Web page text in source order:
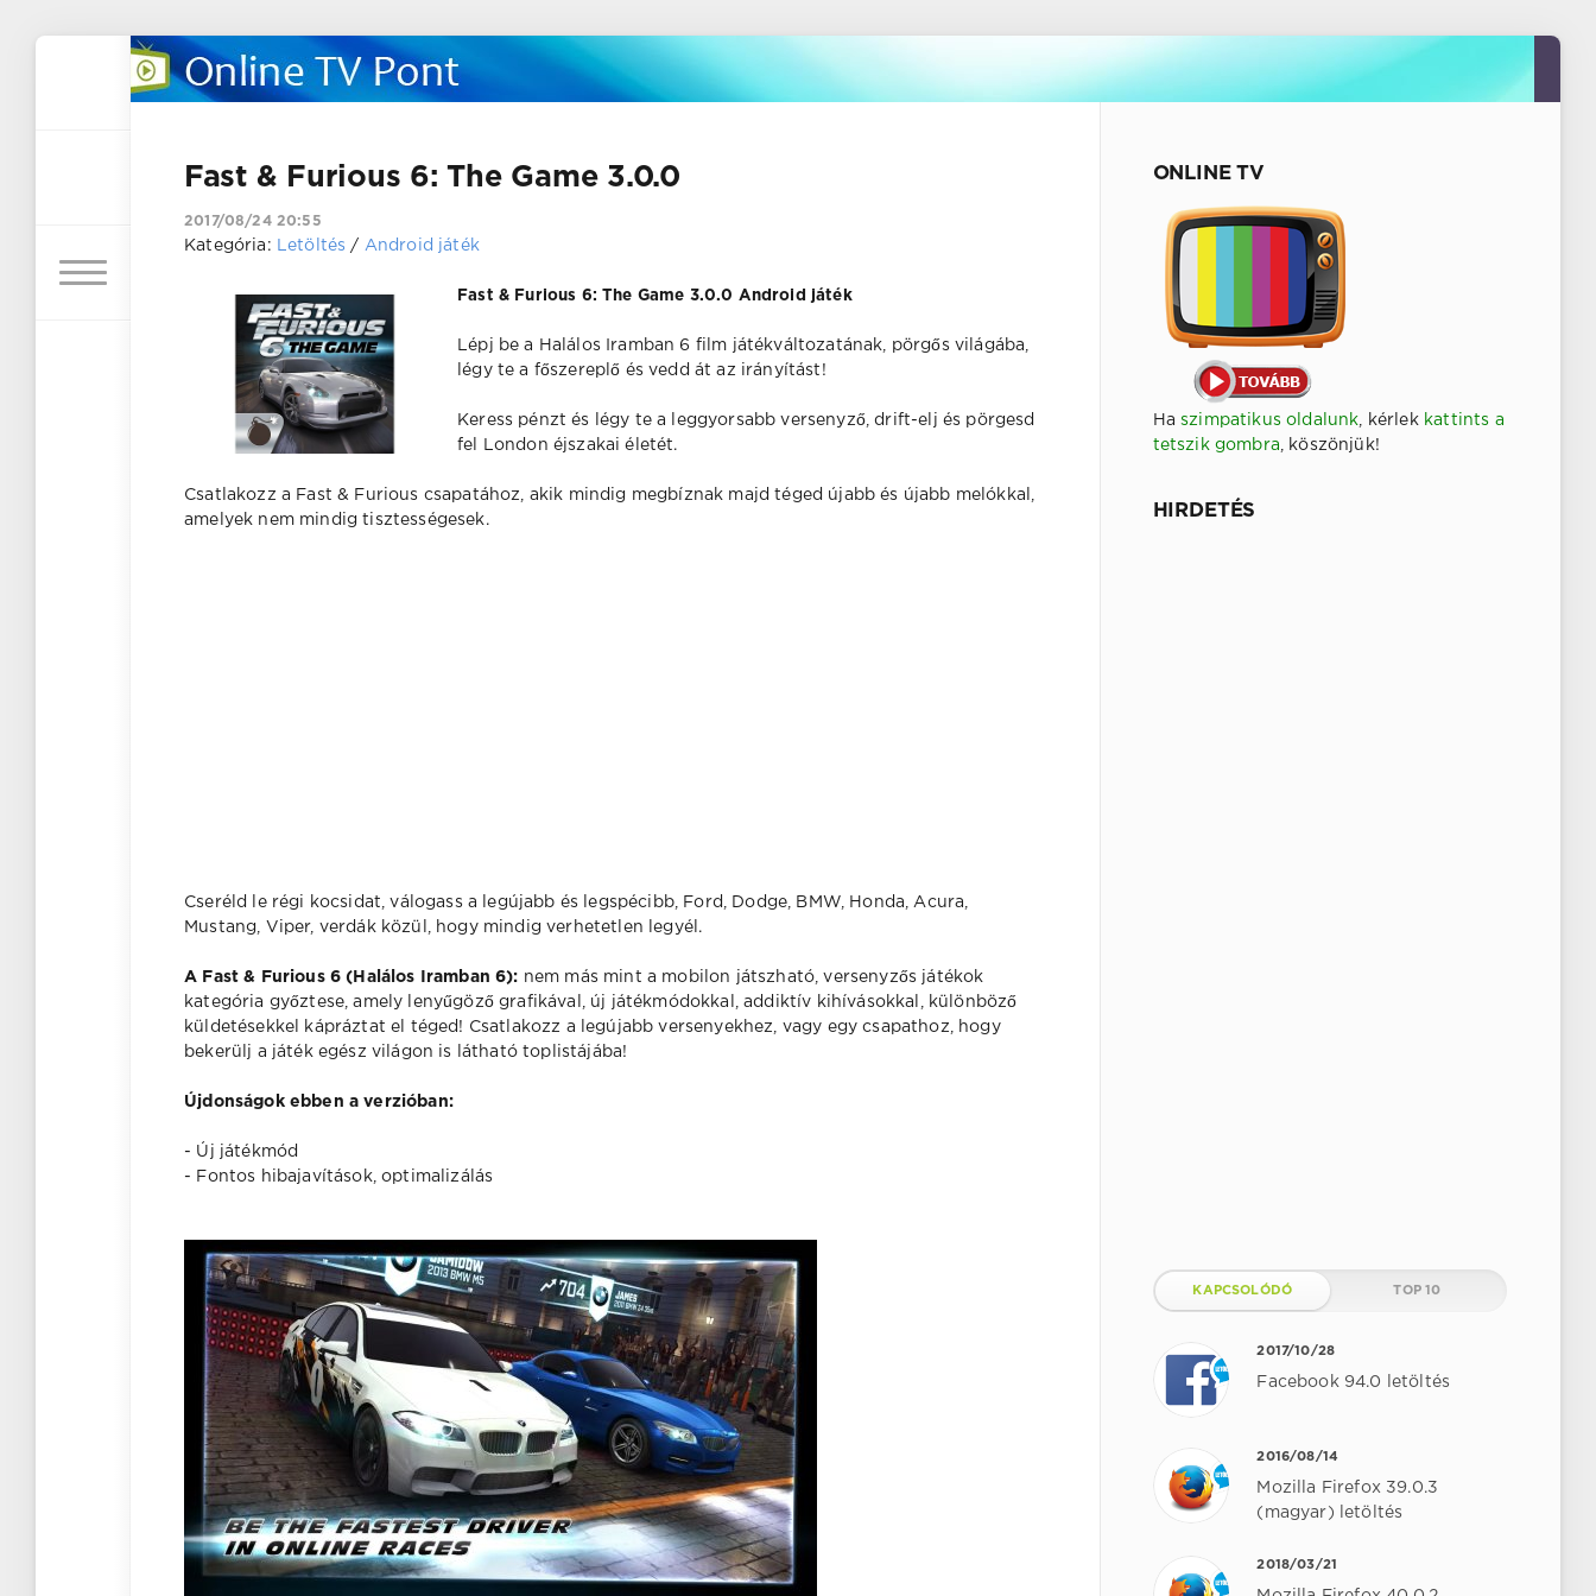
Fast & Furious 6: The Game 3.0.0
2017/08/24 20:55
Kategória: Letöltés / Android játék
Fast & Furious 6: The Game 3.0.0 Android játék
Lépj be a Halálos Iramban 6 film játékváltozatának, pörgős világába,
légy te a főszereplő és vedd át az irányítást!
Keress pénzt és légy te a leggyorsabb versenyző, drift-elj és pörgesd
fel London éjszakai életét.
Csatlakozz a Fast & Furious csapatához, akik mindig megbíznak majd téged újabb és újabb melókkal,
amelyek nem mindig tisztességesek.
Cseréld le régi kocsidat, válogass a legújabb és legspécibb, Ford, Dodge, BMW, Honda, Acura,
Mustang, Viper, verdák közül, hogy mindig verhetetlen legyél.
A Fast & Furious 6 (Halálos Iramban 6): nem más mint a mobilon játszható, versenyzős játékok
kategória győztese, amely lenyűgöző grafikával, új játékmódokkal, addiktív kihívásokkal, különböző
küldetésekkel kápráztat el téged! Csatlakozz a legújabb versenyekhez, vagy egy csapathoz, hogy
bekerülj a játék egész világon is látható toplistájába!
Újdonságok ebben a verzióban:
- Új játékmód
- Fontos hibajavítások, optimalizálás
ONLINE TV
Haszimpatikus oldalunk, kérlek kattints a
tetszik gombra, köszönjük!
HIRDETÉS
KAPCSOLÓDÓ TOP 10
2017/10/28
Facebook 94.0 letöltés
2016/08/14
Mozilla Firefox 39.0.3
(magyar) letöltés
2018/03/21